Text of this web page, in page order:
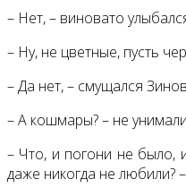
– Нет, – виновато
– Ну, не цветные, пусть
– Да нет, – смущался
– А кошмары? – не
– Что, и погони не было,
даже никогда не любили?